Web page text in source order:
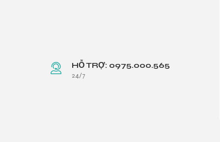
HỖ TRỢ: 0975.000.565
24/7